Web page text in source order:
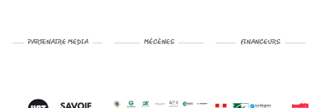
PARTENAIRE MEDIA MÉCÈNES FINANCEURS